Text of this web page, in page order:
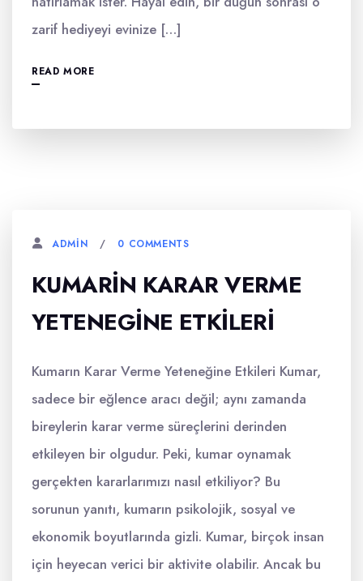
zarif hediyeyi evinize […]
READ MORE
ADMIN 0 COMMENTS
KUMARIN KARAR VERME
YETENEGINE ETKILERI
Kumarın Karar Verme Yeteneğine Etkileri Kumar,
sadece bir eğlence aracı değil; aynı zamanda
bireylerin karar verme süreçlerini derinden
etkileyen bir olgudur. Peki, kumar oynamak
gerçekten kararlarımızı nasıl etkiliyor? Bu
sorunun yanıtı, kumarın psikolojik, sosyal ve
ekonomik boyutlarında gizli. Kumar, birçok insan
için heyecan verici bir aktivite olabilir. Ancak bu